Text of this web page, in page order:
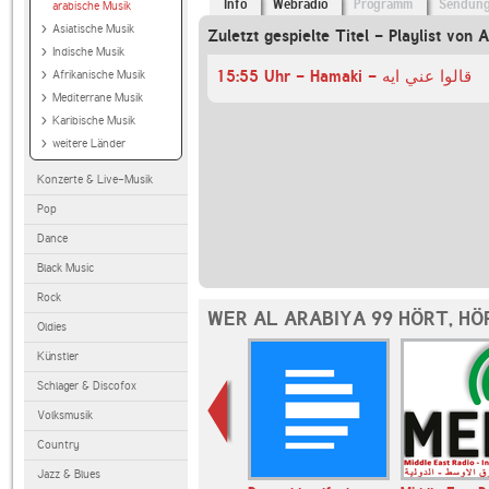
arabische Musik
Asiatische Musik
Indische Musik
Afrikanische Musik
Mediterrane Musik
Karibische Musik
weitere Länder
Konzerte & Live-Musik
Pop
Dance
Black Music
Rock
Oldies
Künstler
Schlager & Discofox
Volksmusik
Country
Jazz & Blues
Info Webradio Programm
Zuletzt gespielte Titel - Playlist von
15:55 Uhr - Hamaki - قالوا عني ايه
WER AL ARABIYA 99 HÖRT,